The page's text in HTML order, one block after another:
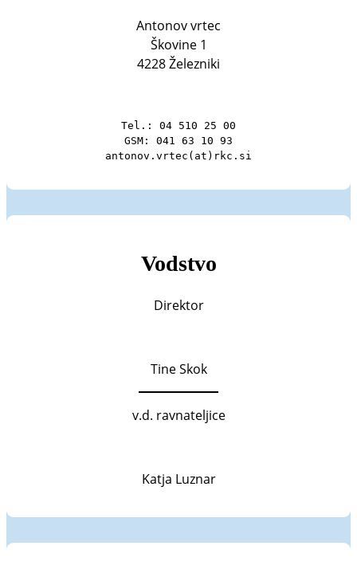
Antonov vrtec
Škovine 1
4228 Železniki
Tel.: 04 510 25 00
GSM: 041 63 10 93
antonov.vrtec(at)rkc.si
Vodstvo
Direktor
Tine Skok
v.d. ravnateljice
Katja Luznar